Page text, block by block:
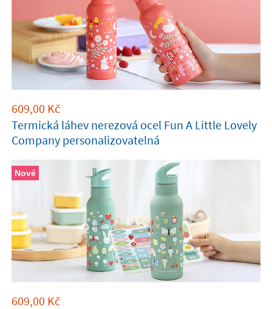
609,00 Kč
Termická láhev nerezová ocel Fun A Little Lovely
Company personalizovatelná
Nové
609,00 Kč